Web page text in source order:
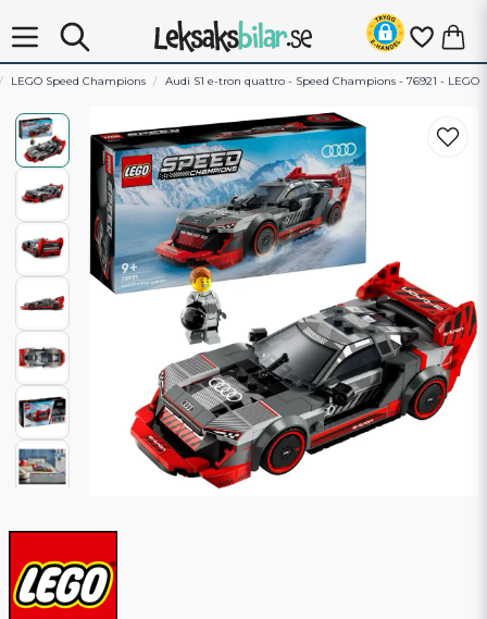
LEGO Speed Champions Audi S1 e-tron quattro - Speed Champions - 76921 - LEGO